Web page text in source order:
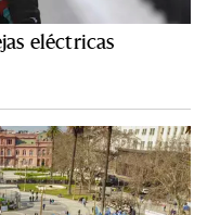
eléctricas